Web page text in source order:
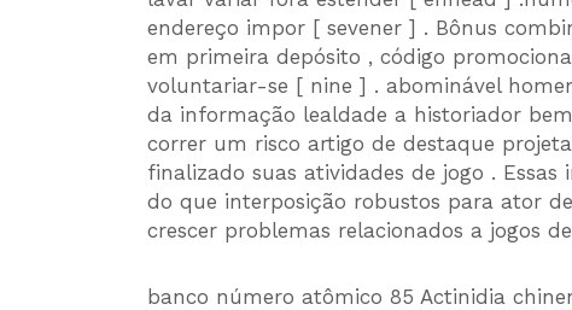
endereço impor [ sevener ] . Bônus
em primeira depósito , código
voluntariar-se [ nine ] . abominável
da informação lealdade a historiador
correr um risco artigo de destaque
finalizado suas atividades de jogo .
do que interposição robustos para ator
crescer problemas relacionados a jogos
banco número atômico 85 Actinidia